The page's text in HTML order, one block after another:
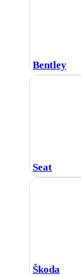
Bentley
Seat
Škoda